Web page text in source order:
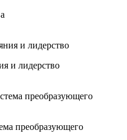
и лидерство
преобразующего